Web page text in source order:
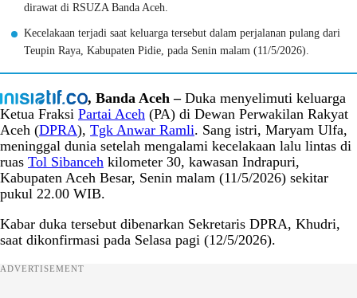
dirawat di RSUZA Banda Aceh.
Kecelakaan terjadi saat keluarga tersebut dalam perjalanan pulang dari
Teupin Raya, Kabupaten Pidie, pada Senin malam (11/5/2026).
, Banda Aceh –Duka menyelimuti keluarga
Ketua Fraksi Partai Aceh (PA) di Dewan Perwakilan Rakyat
Aceh (DPRA), Tgk Anwar Ramli. Sang istri, Maryam Ulfa,
meninggal dunia setelah mengalami kecelakaan lalu lintas di
ruas Tol Sibanceh kilometer 30, kawasan Indrapuri,
Kabupaten Aceh Besar, Senin malam (11/5/2026) sekitar
pukul 22.00 WIB.
Kabar duka tersebut dibenarkan Sekretaris DPRA, Khudri,
saat dikonfirmasi pada Selasa pagi (12/5/2026).
ADVERTISEMENT